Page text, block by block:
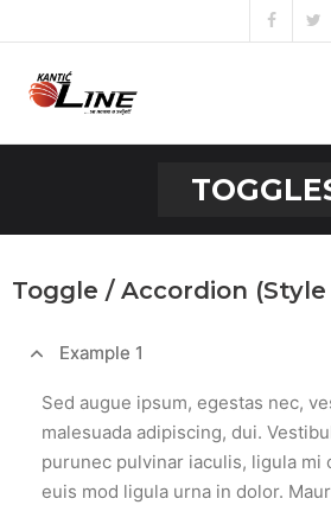
Naše usluge
Toggle / Accordion (Style
Example 1
Sed augue ipsum, egestas nec,
malesuada adipiscing, dui.
purunec pulvinar iaculis, ligula mi
euis mod ligula urna in dolor.